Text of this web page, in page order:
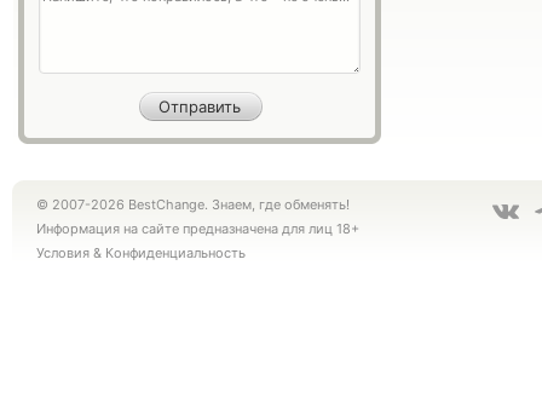
© 2007-2026 BestChange. Знаем, где обменять!
Информация на сайте предназначена для лиц 18+
Условия & Конфиденциальность